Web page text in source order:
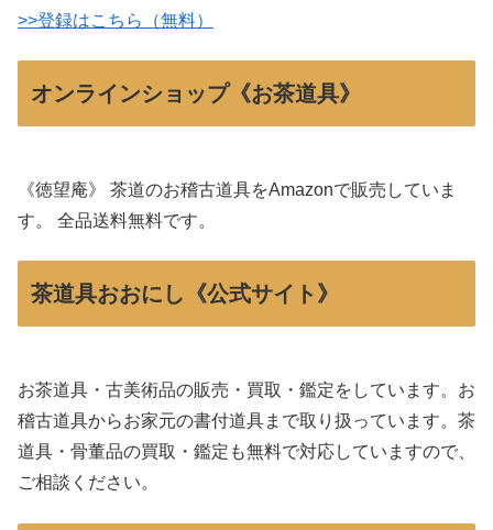
>>登録はこちら（無料）
オンラインショップ《お茶道具》
《徳望庵》 茶道のお稽古道具をAmazonで販売していま
す。 全品送料無料です。
茶道具おおにし《公式サイト》
お茶道具・古美術品の販売・買取・鑑定をしています。お
稽古道具からお家元の書付道具まで取り扱っています。茶
道具・骨董品の買取・鑑定も無料で対応していますので、
ご相談ください。